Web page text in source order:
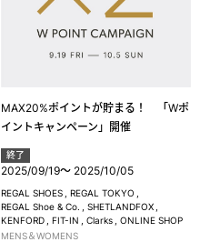
MAX20%ポイントが貯まる！ 「Wポ
イントキャンペーン」開催
終了
2025/09/19～ 2025/10/05
REGAL SHOES
REGAL TOKYO
REGAL Shoe & Co.
SHETLANDFOX
KENFORD
FIT-IN Clarks
ONLINE SHOP
MENS＆WOMENS